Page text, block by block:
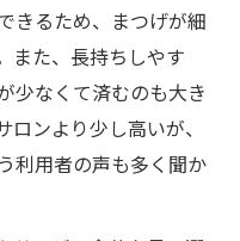
きるため、まつげが細
また、長持ちしやす
少なくて済むのも大き
ンより少し高いが、
利用者の声も多く聞か